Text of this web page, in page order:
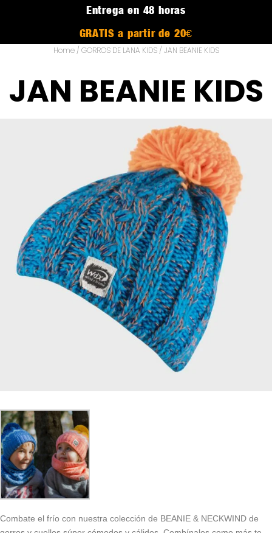
Entrega en 48 horas
GRATIS a partir de 20€
Home/ GORROS DE LANA KIDS/ JAN BEANIE KIDS
JAN BEANIE KIDS
Combate el frío con nuestra colección de BEANIE & NECKWIND de